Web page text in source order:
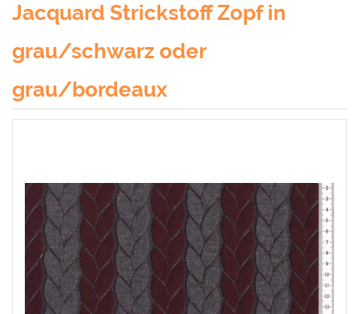
Jacquard Strickstoff Zopf in
grau/schwarz oder
grau/bordeaux